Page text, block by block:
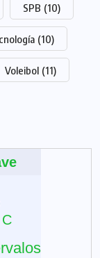
SPB (10)
(10)
Voleibol (11)
C